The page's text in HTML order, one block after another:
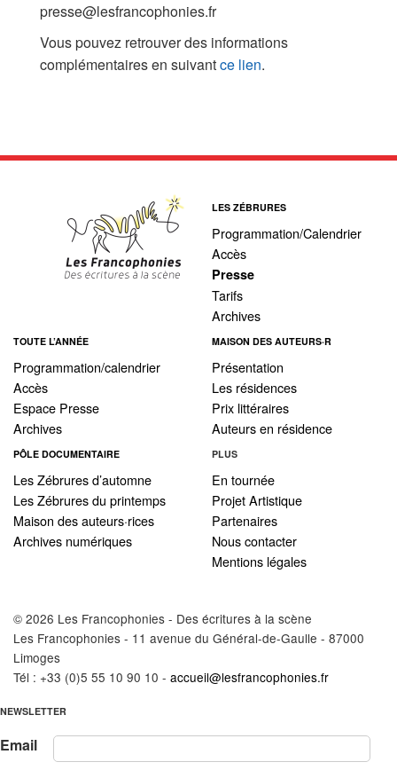
Les Zébrures du printemps
Maison des auteurs·rices
le Pole Francophone à Limoges
Missions
presse@lesfrancophonies.fr
Vous pouvez retrouver des informations
complémentaires en suivantce lien.
LES ZÉBRURES
Programmation/Calendrier
Accès
Presse
Tarifs
Archives
TOUTE L’ANNÉE
Programmation/calendrier
Accès
Espace Presse
Archives
MAISON DES AUTEURS·R
Présentation
Les résidences
Prix littéraires
Auteurs en résidence
PÔLE DOCUMENTAIRE
Les Zébrures d’automne
Les Zébrures du printemps
Maison des auteurs·rices
Archives numériques
PLUS
En tournée
Projet Artistique
Partenaires
Nous contacter
Mentions légales
© 2026 Les Francophonies - Des écritures à la scène
Les Francophonies - 11 avenue du Général-de-Gaulle - 87000
Limoges
Tél : +33 (0)5 55 10 90 10 - accueil@lesfrancophonies.fr
NEWSLETTER
Email